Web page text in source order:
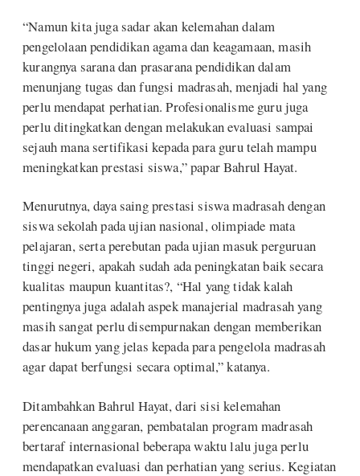
“Namun kita juga sadar akan kelemahan dalam
pengelolaan pendidikan agama dan keagamaan, masih
kurangnya sarana dan prasarana pendidikan dalam
menunjang tugas dan fungsi madrasah, menjadi hal yang
perlu mendapat perhatian. Profesionalisme guru juga
perlu ditingkatkan dengan melakukan evaluasi sampai
sejauh mana sertifikasi kepada para guru telah mampu
meningkatkan prestasi siswa,” papar Bahrul Hayat.
Menurutnya, daya saing prestasi siswa madrasah dengan
siswa sekolah pada ujian nasional, olimpiade mata
pelajaran, serta perebutan pada ujian masuk perguruan
tinggi negeri, apakah sudah ada peningkatan baik secara
kualitas maupun kuantitas?, “Hal yang tidak kalah
pentingnya juga adalah aspek manajerial madrasah yang
masih sangat perlu disempurnakan dengan memberikan
dasar hukum yang jelas kepada para pengelola madrasah
agar dapat berfungsi secara optimal,” katanya.
Ditambahkan Bahrul Hayat, dari sisi kelemahan
perencanaan anggaran, pembatalan program madrasah
bertaraf internasional beberapa waktu lalu juga perlu
mendapatkan evaluasi dan perhatian yang serius. Kegiatan